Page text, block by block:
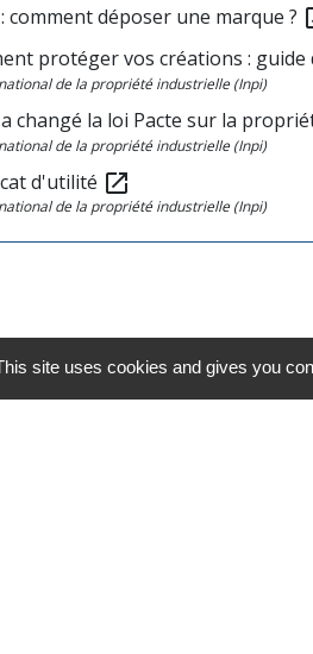
comment déposer une marque ?
protéger vos créations :
de la propriété industrielle (Inpi)
changé la loi Pacte sur la
de la propriété industrielle (Inpi)
d'utilité open_in_new
de la propriété industrielle (Inpi)
site uses cookies and gives you